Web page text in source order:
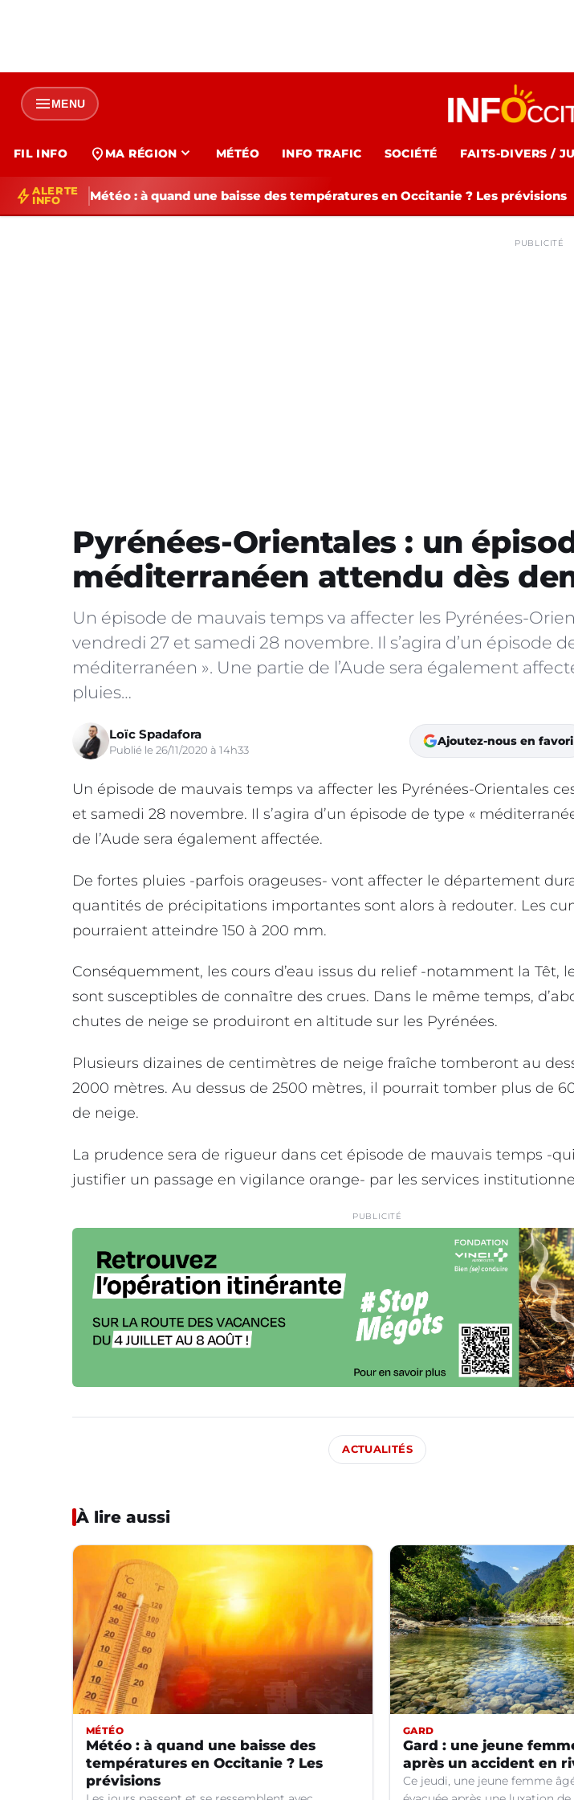
menuMENU
FIL INFO location_on MA RÉGION expand_more MÉTÉO INFO TRAFIC SOCIÉTÉ FAITS-DIVERS /
bolt ALERTE
INFO
Météo : à quand une baisse des températures en Occitanie ? Les prévisions
PUBLICITÉ
Pyrénées-Orientales : un
méditerranéen attendu dès
Un épisode de mauvais temps va affecter les Pyrénées-
vendredi 27 et samedi 28 novembre. Il s’agira d’un épisode
méditerranéen ». Une partie de l’Aude sera également
pluies…
Loïc Spadafora
Publié le 26/11/2020 à 14h33
Ajoutez-nous en favori
Un épisode de mauvais temps va affecter les Pyrénées-Orientales
et samedi 28 novembre. Il s’agira d’un épisode de type «
de l’Aude sera également affectée.
De fortes pluies -parfois orageuses- vont affecter le département
quantités de précipitations importantes sont alors à redouter. Les
pourraient atteindre 150 à 200 mm.
Conséquemment, les cours d’eau issus du relief -notamment la Têt,
sont susceptibles de connaître des crues. Dans le même temps,
chutes de neige se produiront en altitude sur les Pyrénées.
Plusieurs dizaines de centimètres de neige fraîche tomberont au
2000 mètres. Au dessus de 2500 mètres, il pourrait tomber plus de
de neige.
La prudence sera de rigueur dans cet épisode de mauvais temps -
justifier un passage en vigilance orange- par les services
PUBLICITÉ
ACTUALITÉS
À lire aussi
MÉTÉO
Météo : à quand une baisse des
températures en Occitanie ? Les
prévisions
GARD
Gard : une jeune
après un accident en
Ce jeudi, une jeune femme